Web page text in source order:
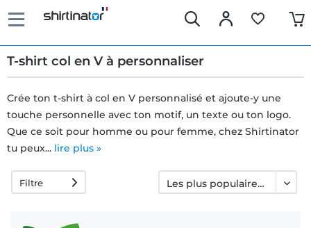
T-shirt col en V à personnaliser
Livraison
rapide
Échange
Crée ton t-shirt à col en V personnalisé et ajoute-y une
touche personnelle avec ton motif, un texte ou ton logo.
Que ce soit pour homme ou pour femme, chez Shirtinator
tu peux... lire plus »
Filtre